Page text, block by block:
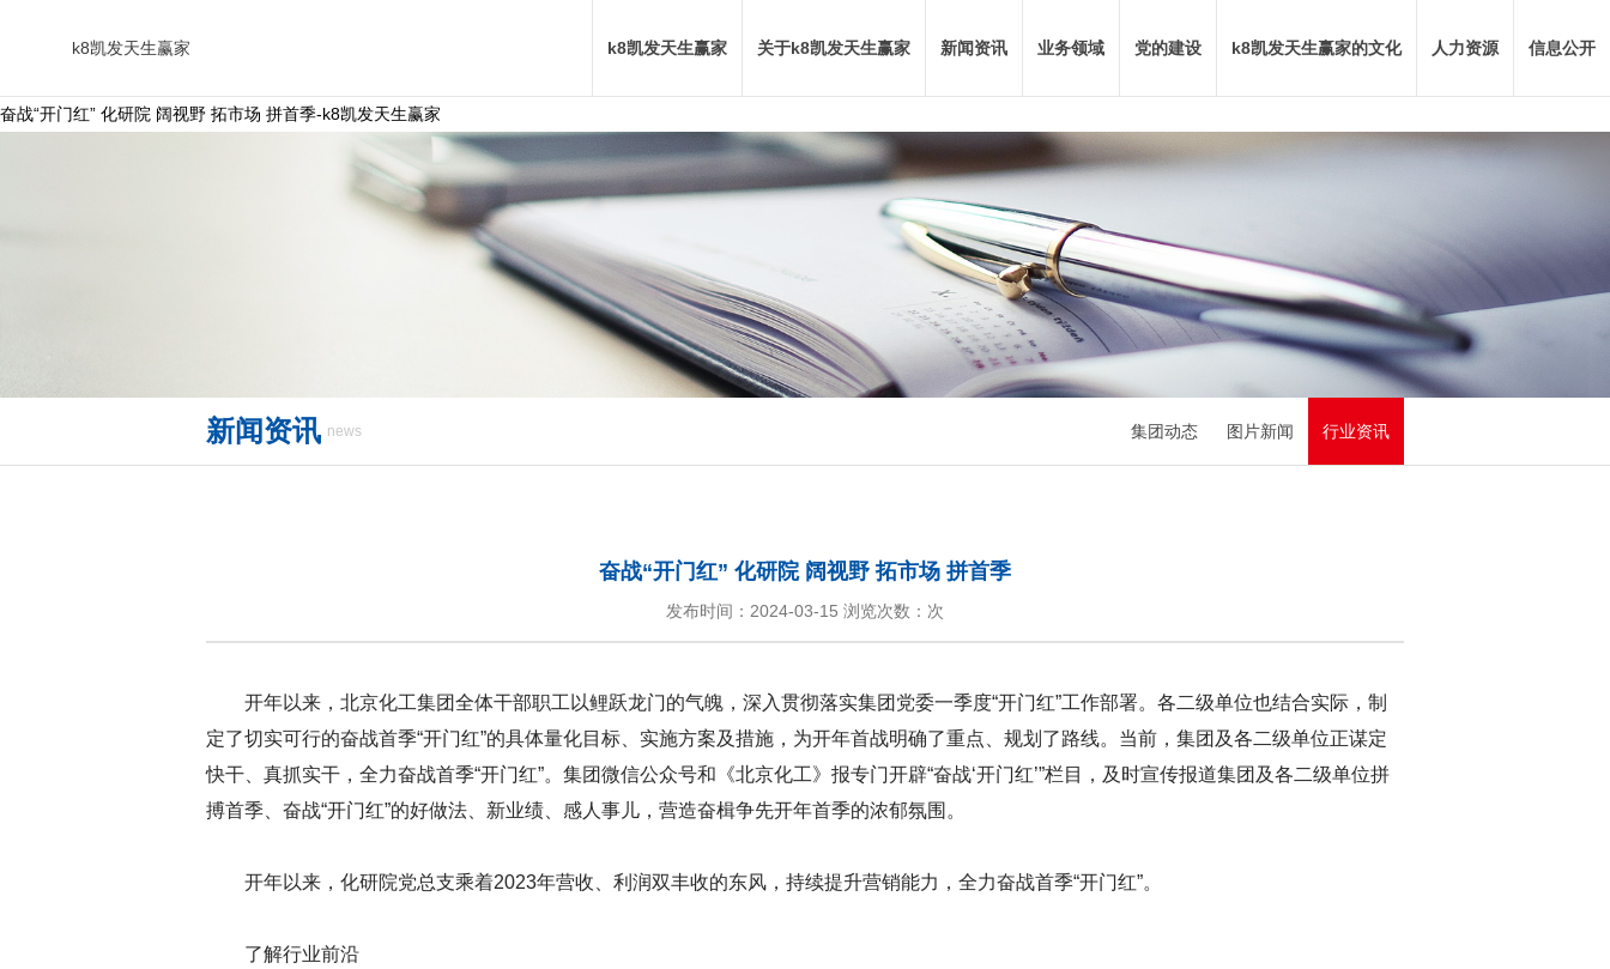
奋战“开门红” 化研院 阔视野 拓市场 拼首季-k8凯发天生赢家
k8凯发天生赢家 k8凯发天生赢家 关于k8凯发天生赢家 新闻资讯 业务领域 党的建设 k8凯发天生赢家的文化 人力资源 信息公开
新闻资讯 news 集团动态 图片新闻 行业资讯
奋战“开门红” 化研院 阔视野 拓市场 拼首季
发布时间：2024-03-15 浏览次数：次
开年以来，北京化工集团全体干部职工以鲤跃龙门的气魄，深入贯彻落实集团党委一季度“开门红”工作部署。各二级单位也结合实际，制
定了切实可行的奋战首季“开门红”的具体量化目标、实施方案及措施，为开年首战明确了重点、规划了路线。当前，集团及各二级单位正谋定
快干、真抓实干，全力奋战首季“开门红”。集团微信公众号和《北京化工》报专门开辟“奋战‘开门红’”栏目，及时宣传报道集团及各二级单位拼
搏首季、奋战“开门红”的好做法、新业绩、感人事儿，营造奋楫争先开年首季的浓郁氛围。
开年以来，化研院党总支乘着2023年营收、利润双丰收的东风，持续提升营销能力，全力奋战首季“开门红”。
了解行业前沿